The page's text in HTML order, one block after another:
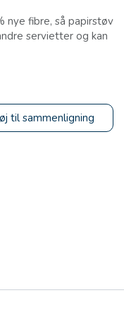
nye fibre, så papirstøv
servietter og kan
til sammenligning